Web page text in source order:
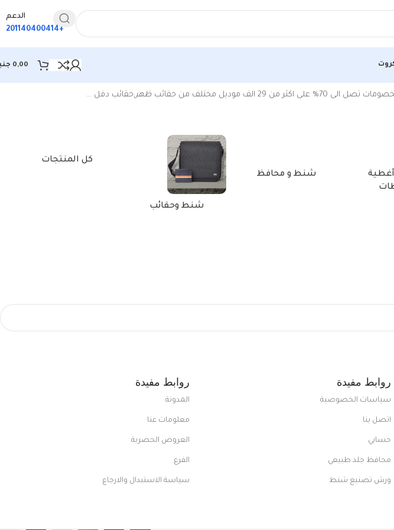
الدعم
+201140400414
0,00
موديل مختلف من حقائب ظهر,حقائب دفل …
شنط و محافظ
شنط وحقائب
كل المنتجات
روابط مفيدة
سياسات الخصوصية
اتصل بنا
حسابي
محافظ جلد طبيعي
ورش تصنيع شنط
روابط مفيدة
المدونة
معلومات عنا
العروض الحصرية
الفرع
سياسة الاستبدال والارجاع